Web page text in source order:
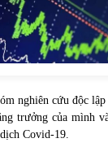
Tiền gửi vào ngân hàng
31/05/2022
31/05/2022
nghiên cứu độc
trưởng của mình
Covid-19.